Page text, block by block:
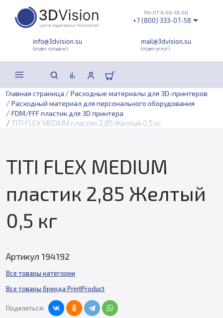
info@3dvision.su
(отдел продаж)
mail@3dvision.su
(отдел услуг)
ПН-ПТ 9:00-18:00
+7 (800) 333-07-58
Главная страница / Расходные материалы для 3D-принтеров
/ Расходный материал для персонального оборудования
/ FDM/FFF пластик для 3D принтера
/ TITI FLEX MEDIUM пластик 2,85 Желтый 0,5 кг
TITI FLEX MEDIUM
пластик 2,85 Желтый
0,5 кг
Артикул 194192
Все товары категории
Все товары бренда PrintProduct
Поделиться: